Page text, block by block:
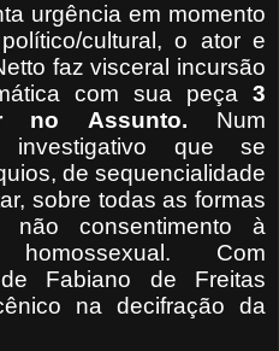
urgência em momento
cultural, o ator e
faz visceral incursão
com sua peça 3
no
Assunto. Num
investigativo que se
de sequencialidade
sobre todas as formas
consentimento à
Com
Fabiano de Freitas
na decifração da